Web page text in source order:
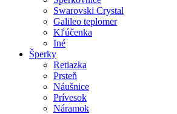
Swarovski Crystal
Galileo teplomer
Kľúčenka
Iné
Šperky
Retiazka
Prsteň
Náušnice
Prívesok
Náramok